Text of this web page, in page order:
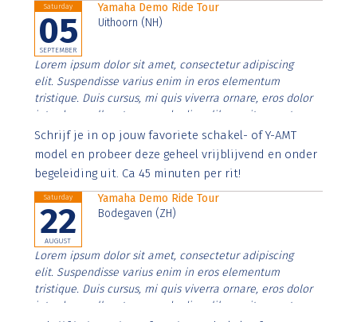
Saturday
05
SEPTEMBER
Yamaha Demo Ride Tour
Uithoorn (NH)
Lorem ipsum dolor sit amet, consectetur adipiscing
elit. Suspendisse varius enim in eros elementum
tristique. Duis cursus, mi quis viverra ornare, eros dolor
interdum nulla, ut commodo diam libero vitae erat.
Aenean faucibus nibh et justo cursus id rutrum lorem
imperdiet. Nunc ut sem vitae risus tristique posuere.
Schrijf je in op jouw favoriete schakel- of Y-AMT
model en probeer deze geheel vrijblijvend en onder
begeleiding uit. Ca 45 minuten per rit!
Saturday
22
AUGUST
Yamaha Demo Ride Tour
Bodegaven (ZH)
Lorem ipsum dolor sit amet, consectetur adipiscing
elit. Suspendisse varius enim in eros elementum
tristique. Duis cursus, mi quis viverra ornare, eros dolor
interdum nulla, ut commodo diam libero vitae erat.